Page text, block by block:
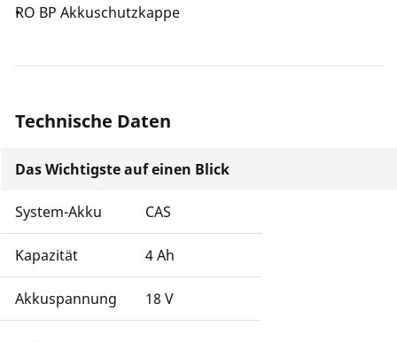
RO BP Akkuschutzkappe
Technische Daten
Das Wichtigste auf einen Blick
System-Akku CAS
Kapazität 4 Ah
Akkuspannung 18 V